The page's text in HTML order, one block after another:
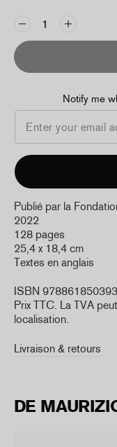
Notify me
Publié par la
2022
128 pages
25,4 x 18,4 cm
Textes en anglais
ISBN
Prix TTC. La TVA
localisation.
Livraison & retours
DE